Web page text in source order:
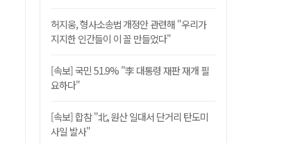
허지웅, 형사소송법 개정안 관련해 "우리가
지지한 인간들이 이 꼴 만들었다"
[속보] 국민 51.9% "李 대통령 재판 재개 필
요하다"
[속보] 합참 "北, 원산 일대서 단거리 탄도미
사일 발사"